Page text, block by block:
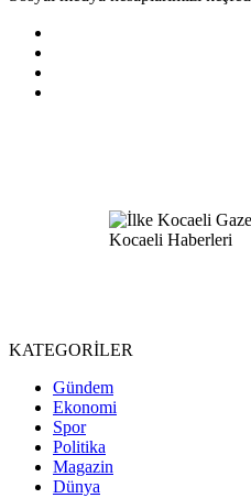
KATEGORİLER
Gündem
Ekonomi
Spor
Politika
Magazin
Dünya